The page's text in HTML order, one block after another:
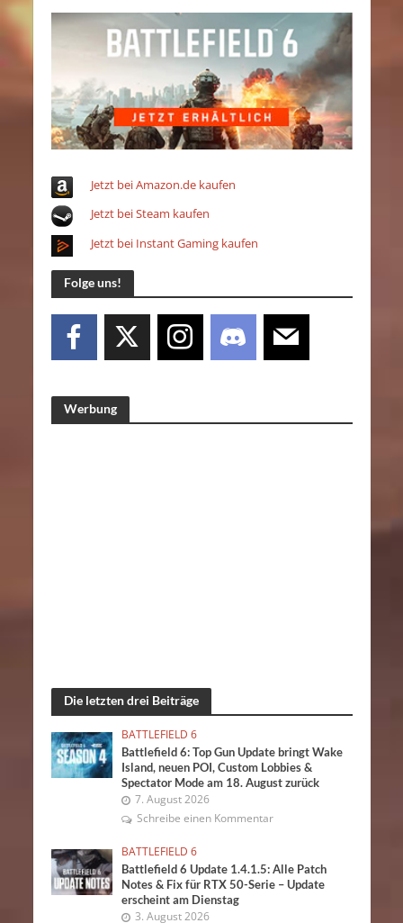
Jetzt bei Amazon.de kaufen
Jetzt bei Steam kaufen
Jetzt bei Instant Gaming kaufen
Folge uns!
Werbung
Die letzten drei Beiträge
BATTLEFIELD 6
Battlefield 6: Top Gun Update bringt Wake
Island, neuen POI, Custom Lobbies &
Spectator Mode am 18. August zurück
7. August 2026
Schreibe einen Kommentar
BATTLEFIELD 6
Battlefield 6 Update 1.4.1.5: Alle Patch
Notes & Fix für RTX 50-Serie – Update
erscheint am Dienstag
3. August 2026